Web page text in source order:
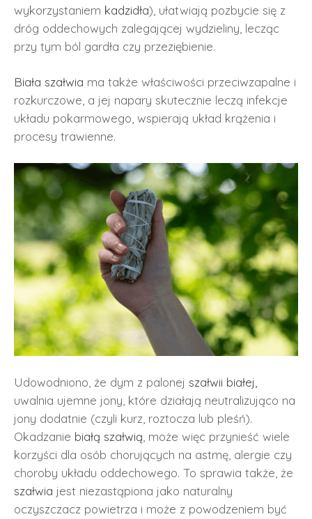
wykorzystaniem kadzidła), ułatwiają pozbycie się z
dróg oddechowych zalegającej wydzieliny, lecząc
przy tym ból gardła czy przeziębienie.
Biała szałwia ma także właściwości przeciwzapalne i
rozkurczowe, a jej napary skutecznie leczą infekcje
układu pokarmowego, wspierają układ krążenia i
procesy trawienne.
Udowodniono, że dym z palonej szałwii białej,
uwalnia ujemne jony, które działają neutralizująco na
jony dodatnie (czyli kurz, roztocza lub pleśń).
Okadzanie białą szałwią , może więc przynieść wiele
korzyści dla osób chorujących na astmę, alergie czy
choroby układu oddechowego. To sprawia także, że
szałwia jest niezastąpiona jako naturalny
oczyszczacz powietrza i może z powodzeniem być